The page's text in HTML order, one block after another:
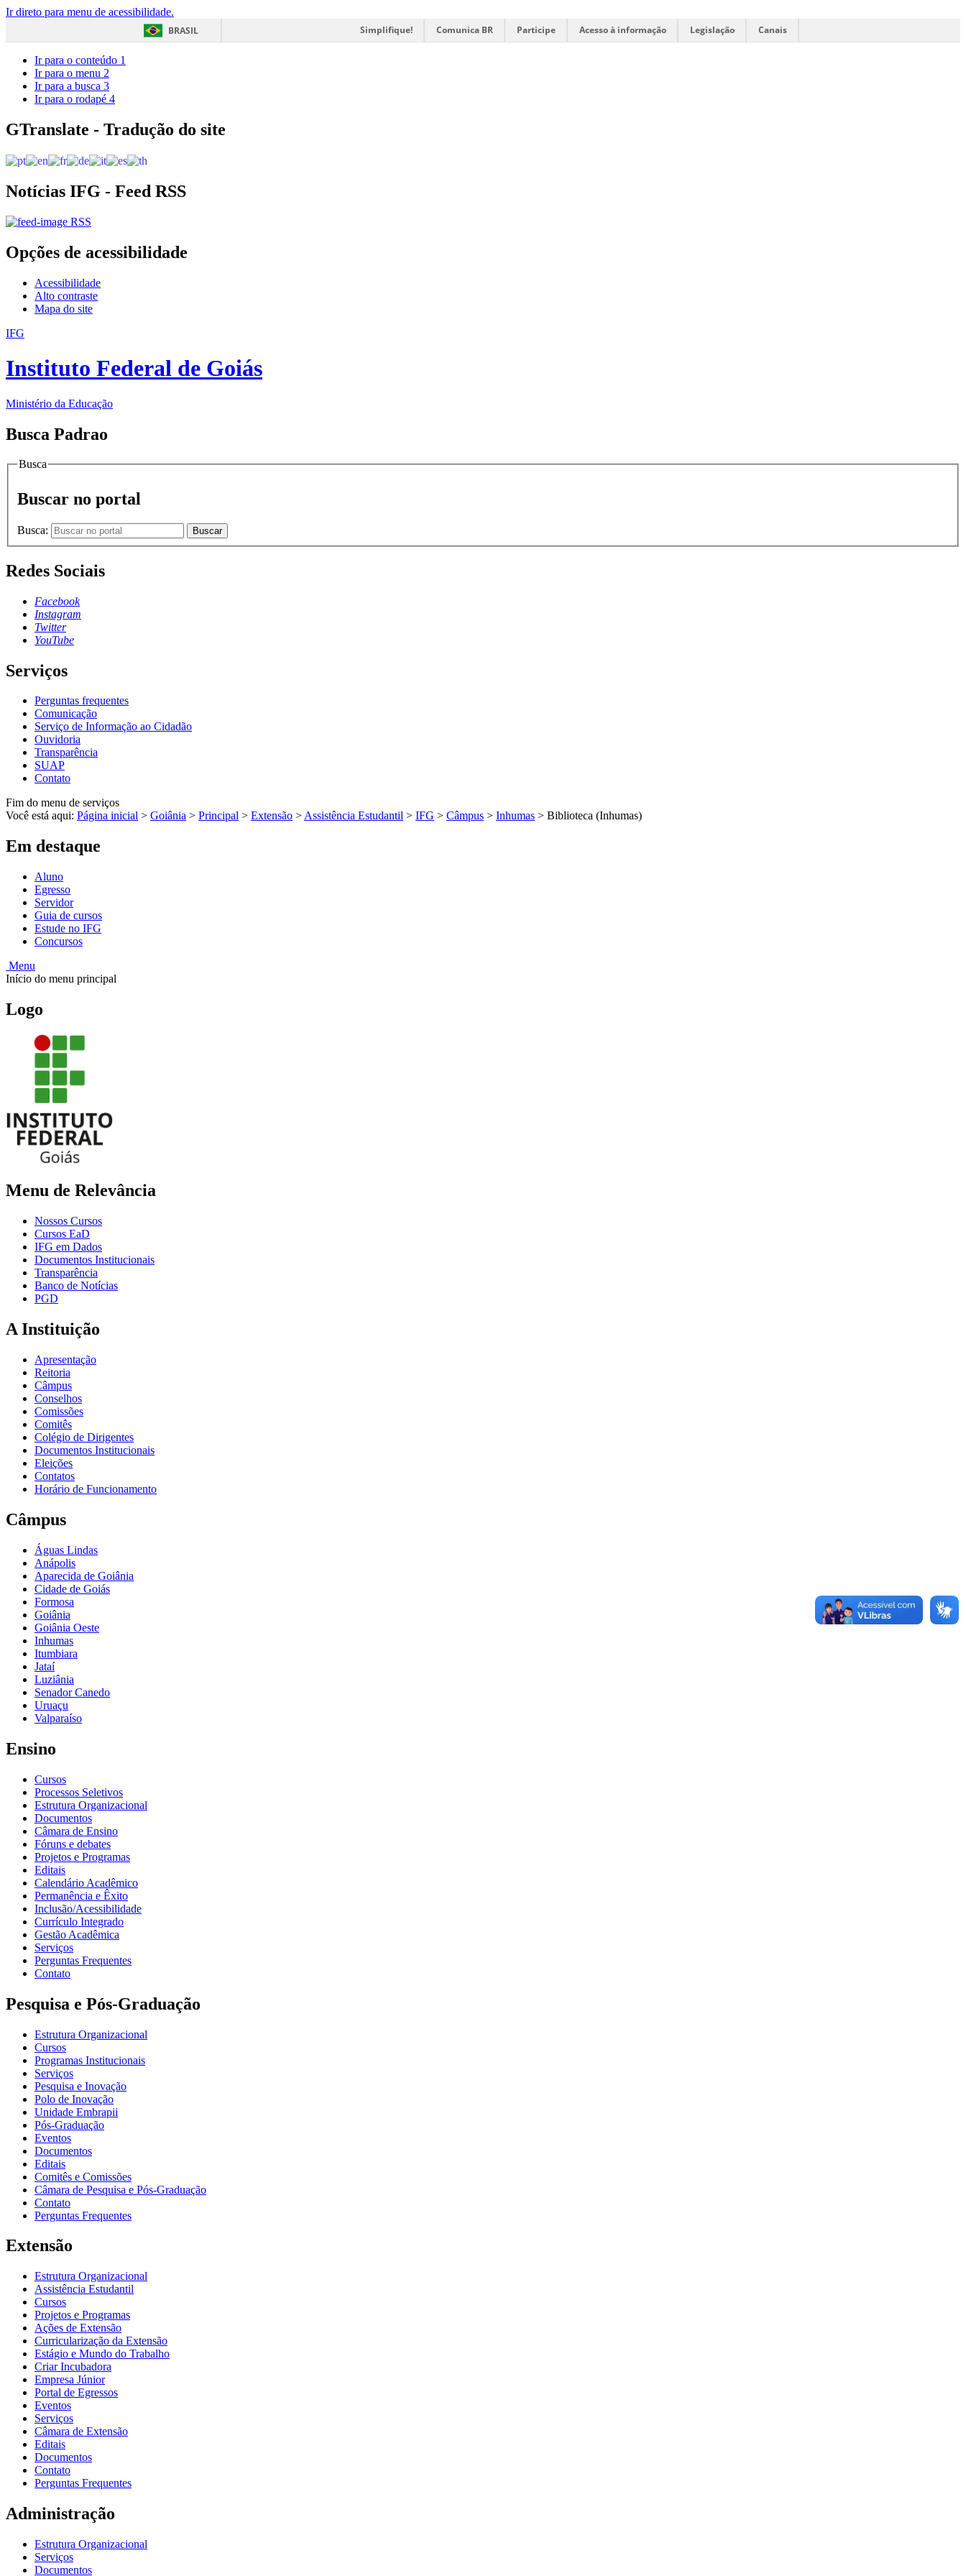
Ir direto para menu de acessibilidade.
BRASIL
Simplifique! Comunica BR Participe Acesso à informação Legislação Canais
Ir para o conteúdo 1
Ir para o menu 2
Ir para a busca 3
Ir para o rodapé 4
GTranslate - Tradução do site
Notícias IFG - Feed RSS
RSS
Opções de acessibilidade
Acessibilidade
Alto contraste
Mapa do site
IFG
Instituto Federal de Goiás
Ministério da Educação
Busca Padrao
Busca
Buscar no portal
Busca: Buscar
Redes Sociais
Facebook
Instagram
Twitter
YouTube
Serviços
Perguntas frequentes
Comunicação
Serviço de Informação ao Cidadão
Ouvidoria
Transparência
SUAP
Contato
Fim do menu de serviços
Você está aqui: Página inicial > Goiânia > Principal > Extensão >Assistência Estudantil > IFG > Câmpus > Inhumas > Biblioteca (Inhumas)
Em destaque
Aluno
Egresso
Servidor
Guia de cursos
Estude no IFG
Concursos
Menu
Início do menu principal
Logo
Menu de Relevância
Nossos Cursos
Cursos EaD
IFG em Dados
Documentos Institucionais
Transparência
Banco de Notícias
PGD
A Instituição
Apresentação
Reitoria
Câmpus
Conselhos
Comissões
Comitês
Colégio de Dirigentes
Documentos Institucionais
Eleições
Contatos
Horário de Funcionamento
Câmpus
Águas Lindas
Anápolis
Aparecida de Goiânia
Cidade de Goiás
Formosa
Goiânia
Goiânia Oeste
Inhumas
Itumbiara
Jataí
Luziânia
Senador Canedo
Uruaçu
Valparaíso
Ensino
Cursos
Processos Seletivos
Estrutura Organizacional
Documentos
Câmara de Ensino
Fóruns e debates
Projetos e Programas
Editais
Calendário Acadêmico
Permanência e Êxito
Inclusão/Acessibilidade
Currículo Integrado
Gestão Acadêmica
Serviços
Perguntas Frequentes
Contato
Pesquisa e Pós-Graduação
Estrutura Organizacional
Cursos
Programas Institucionais
Serviços
Pesquisa e Inovação
Polo de Inovação
Unidade Embrapii
Pós-Graduação
Eventos
Documentos
Editais
Comitês e Comissões
Câmara de Pesquisa e Pós-Graduação
Contato
Perguntas Frequentes
Extensão
Estrutura Organizacional
Assistência Estudantil
Cursos
Projetos e Programas
Ações de Extensão
Curricularização da Extensão
Estágio e Mundo do Trabalho
Criar Incubadora
Empresa Júnior
Portal de Egressos
Eventos
Serviços
Câmara de Extensão
Editais
Documentos
Contato
Perguntas Frequentes
Administração
Estrutura Organizacional
Serviços
Documentos